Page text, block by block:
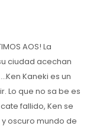
AOS! La
ciudad acechan
Kaneki es un
Lo que no sa be es
fallido, Ken se
oscuro mundo de